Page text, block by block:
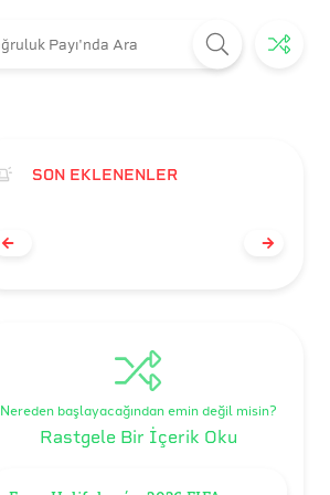
SON EKLENENLER
Nereden başlayacağından emin değil misin?
Rastgele Bir İçerik Oku